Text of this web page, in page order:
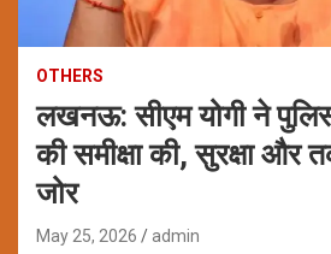
OTHERS
लखनऊ: सीएम योगी ने
की समीक्षा की, सुरक्षा और
जोर
May 25, 2026 admin